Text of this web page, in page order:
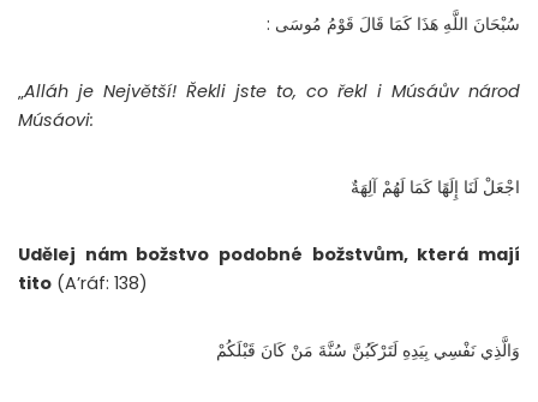
سُبْحَانَ اللَّهِ هَذَا كَمَا قَالَ قَوْمُ مُوسَى ‏:‏ ‏
„Alláh je Největší! Řekli jste to, co řekl i Músáův národ
Músáovi:
‏‏اجْعَلْ لَنَا إِلَهًا كَمَا لَهُمْ آلِهَةٌ
Udělej nám božstvo podobné božstvům, která mají
tito (A’ráf: 138)
وَالَّذِي نَفْسِي بِيَدِهِ لَتَرْكَبُنَّ سُنَّةَ مَنْ كَانَ قَبْلَكُمْ